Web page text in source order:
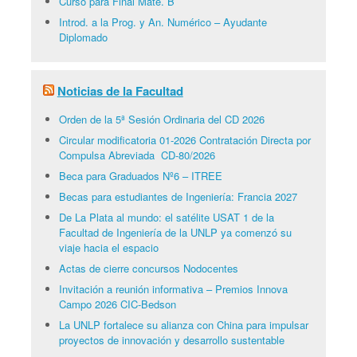
Introd. a la Prog. y An. Numérico – Ayudante
Diplomado
Noticias de la Facultad
Orden de la 5ª Sesión Ordinaria del CD 2026
Circular modificatoria 01-2026 Contratación Directa por
Compulsa Abreviada CD-80/2026
Beca para Graduados Nº6 – ITREE
Becas para estudiantes de Ingeniería: Francia 2027
De La Plata al mundo: el satélite USAT 1 de la
Facultad de Ingeniería de la UNLP ya comenzó su
viaje hacia el espacio
Actas de cierre concursos Nodocentes
Invitación a reunión informativa – Premios Innova
Campo 2026 CIC-Bedson
La UNLP fortalece su alianza con China para impulsar
proyectos de innovación y desarrollo sustentable